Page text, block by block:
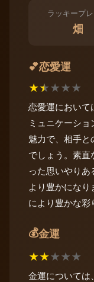
ラッキープ
畑
💕恋愛運
★★★★★
恋愛運において
ミュニケーシ
魅力で、相手と
でしょう。素直
った思いやり
より豊かにな
により豊かな彩
💰金運
★★★★★
金運については